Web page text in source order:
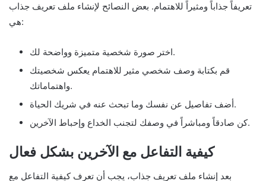
تعريفاً جذاباً ومثيراً للاهتمام. بعض النصائح لإنشاء ملف تعريف جذاب
هي:
اختر صورة شخصية متميزة وواضحة لك.
قم بكتابة وصف شخصي مثير للاهتمام يعكس شخصيتك
واهتماماتك.
أضف تفاصيل عن نفسك وما تبحث عنه في شريك الحياة.
كن صادقاً ومباشراً في وصفك لتجنب الخداع وإحباط الآخرين.
كيفية التفاعل مع الآخرين بشكل فعال
بعد إنشاء ملف تعريف جذاب، يجب أن تعرف كيفية التفاعل مع